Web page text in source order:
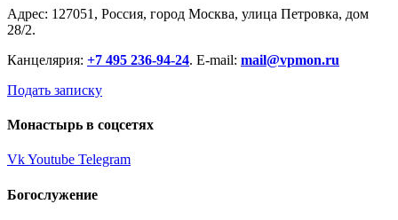
Адрес: 127051, Россия, город Москва, улица Петровка, дом
28/2.
Канцелярия: +7 495 236-94-24. E-mail: mail@vpmon.ru
Подать записку
Монастырь в соцсетях
VkYoutube Telegram
Богослужение